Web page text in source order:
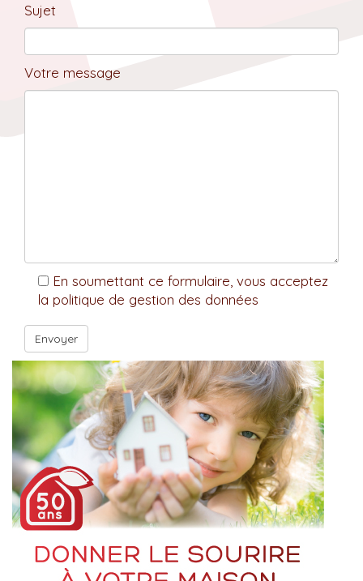
Sujet
Votre message
En soumettant ce formulaire, vous acceptez
la politique de gestion des données